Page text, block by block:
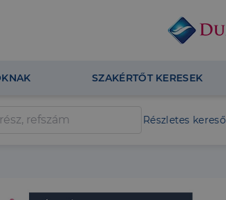
SZAKÉRTŐT KERESEK
Részletes kereső